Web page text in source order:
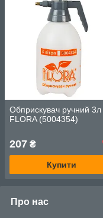
Обприскувач ручний 3л
FLORA (5004354)
207 ₴
Купити
Про нас